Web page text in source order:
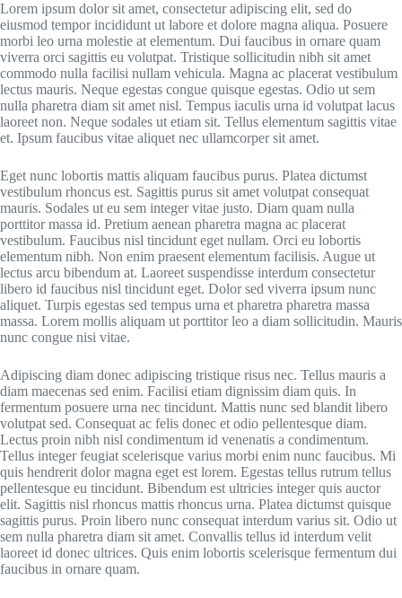
Lorem ipsum dolor sit amet, consectetur adipiscing elit, sed do
eiusmod tempor incididunt ut labore et dolore magna aliqua. Posuere
morbi leo urna molestie at elementum. Dui faucibus in ornare quam
viverra orci sagittis eu volutpat. Tristique sollicitudin nibh sit amet
commodo nulla facilisi nullam vehicula. Magna ac placerat vestibulum
lectus mauris. Neque egestas congue quisque egestas. Odio ut sem
nulla pharetra diam sit amet nisl. Tempus iaculis urna id volutpat lacus
laoreet non. Neque sodales ut etiam sit. Tellus elementum sagittis vitae
et. Ipsum faucibus vitae aliquet nec ullamcorper sit amet.
Eget nunc lobortis mattis aliquam faucibus purus. Platea dictumst
vestibulum rhoncus est. Sagittis purus sit amet volutpat consequat
mauris. Sodales ut eu sem integer vitae justo. Diam quam nulla
porttitor massa id. Pretium aenean pharetra magna ac placerat
vestibulum. Faucibus nisl tincidunt eget nullam. Orci eu lobortis
elementum nibh. Non enim praesent elementum facilisis. Augue ut
lectus arcu bibendum at. Laoreet suspendisse interdum consectetur
libero id faucibus nisl tincidunt eget. Dolor sed viverra ipsum nunc
aliquet. Turpis egestas sed tempus urna et pharetra pharetra massa
massa. Lorem mollis aliquam ut porttitor leo a diam sollicitudin. Mauris
nunc congue nisi vitae.
Adipiscing diam donec adipiscing tristique risus nec. Tellus mauris a
diam maecenas sed enim. Facilisi etiam dignissim diam quis. In
fermentum posuere urna nec tincidunt. Mattis nunc sed blandit libero
volutpat sed. Consequat ac felis donec et odio pellentesque diam.
Lectus proin nibh nisl condimentum id venenatis a condimentum.
Tellus integer feugiat scelerisque varius morbi enim nunc faucibus. Mi
quis hendrerit dolor magna eget est lorem. Egestas tellus rutrum tellus
pellentesque eu tincidunt. Bibendum est ultricies integer quis auctor
elit. Sagittis nisl rhoncus mattis rhoncus urna. Platea dictumst quisque
sagittis purus. Proin libero nunc consequat interdum varius sit. Odio ut
sem nulla pharetra diam sit amet. Convallis tellus id interdum velit
laoreet id donec ultrices. Quis enim lobortis scelerisque fermentum dui
faucibus in ornare quam.